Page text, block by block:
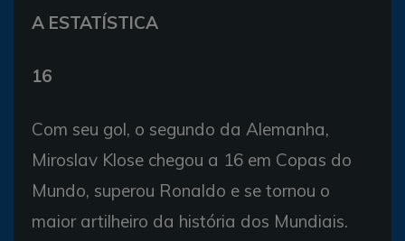
A ESTATÍSTICA
16
Com seu gol, o segundo da Alemanha,
Miroslav Klose chegou a 16 em Copas do
Mundo, superou Ronaldo e se tornou o
maior artilheiro da história dos Mundiais.